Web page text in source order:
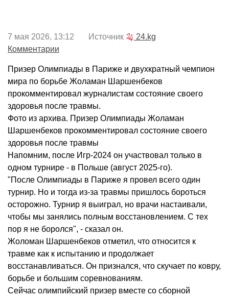
7 мая 2026, 13:12 Источник
24.kg
Комментарии
Призер Олимпиады в Париже и двухкратный чемпион
мира по борьбе Жоламан Шаршенбеков
прокомментировал журналистам состояние своего
здоровья после травмы.
Фото из архива. Призер Олимпиады Жоламан
Шаршенбеков прокомментировал состояние своего
здоровья после травмы
Напомним, после Игр-2024 он участвовал только в
одном турнире - в Польше (август 2025-го).
"После Олимпиады в Париже я провел всего один
турнир. Но и тогда из-за травмы пришлось бороться
осторожно. Турнир я выиграл, но врачи настаивали,
чтобы мы занялись полным восстановлением. С тех
пор я не боролся", - сказал он.
Жоломан Шаршенбеков отметил, что относится к
травме как к испытанию и продолжает
восстанавливаться. Он признался, что скучает по ковру,
борьбе и большим соревнованиям.
Сейчас олимпийский призер вместе со сборной